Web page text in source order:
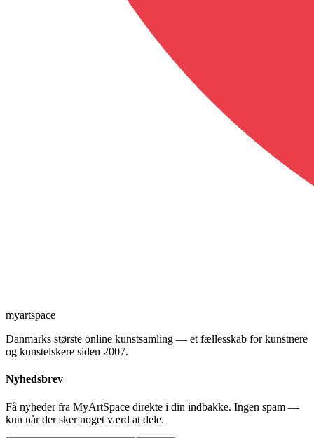
myartspace
Danmarks største online kunstsamling — et fællesskab for kunstnere
og kunstelskere siden 2007.
Nyhedsbrev
Få nyheder fra MyArtSpace direkte i din indbakke. Ingen spam —
kun når der sker noget værd at dele.